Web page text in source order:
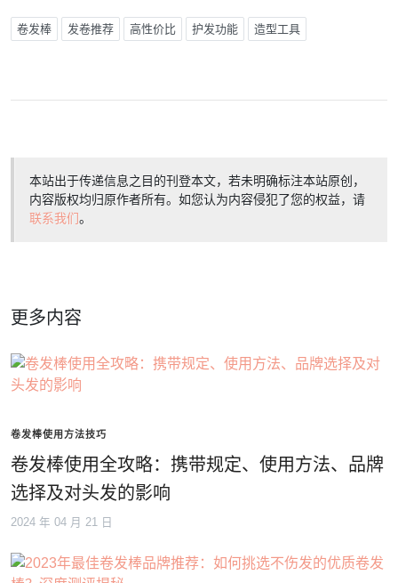
卷发棒 发卷推荐 高性价比 护发功能 造型工具
本站出于传递信息之目的刊登本文，若未明确标注本站原创，
内容版权均归原作者所有。如您认为内容侵犯了您的权益，请
联系我们。
更多内容
卷发棒使用方法技巧
卷发棒使用全攻略：携带规定、使用方法、品牌
选择及对头发的影响
2024 年 04 月 21 日